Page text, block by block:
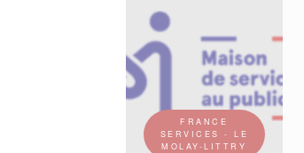
FRANCE
SERVICES - LE
MOLAY-LITTRY